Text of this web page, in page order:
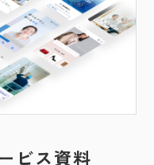
ビス資料